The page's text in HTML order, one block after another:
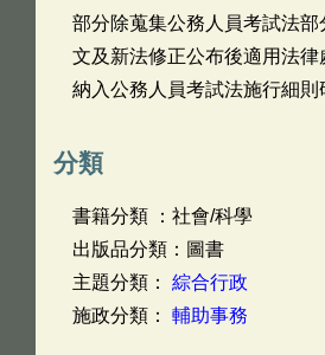
部分除蒐集公務人員考試法部
文及新法修正公布後適用法律
納入公務人員考試法施行細則
分類
書籍分類 ：社會/科學
出版品分類：圖書
主題分類： 綜合行政
施政分類： 輔助事務